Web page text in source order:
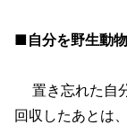
■自分を野生動
置き忘れた自
回収したあとは